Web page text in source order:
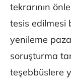
tekrarının
tesis edilmesi
yenileme
soruşturma
teşebbüslere